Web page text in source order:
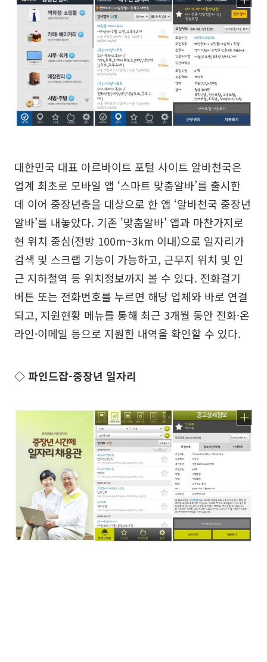
대한민국 대표 아르바이트 포털 사이트 알바천국은
업계 최초로 모바일 앱 ‘스마트 맞춤알바’를 출시한
데 이어 중장년층을 대상으로 한 앱 ‘알바천국 중장년
알바’를 내놓았다. 기존 '맞춤알바' 앱과 마찬가지로
현 위치 중심(전방 100m~3km 이내)으로 일자리가
검색 및 스크랩 기능이 가능하고, 근무지 위치 및 인
근 지하철역 등 위치정보까지 볼 수 있다. 전화걸기
버튼 또는 전화번호를 누르면 해당 업체와 바로 연결
되고, 지원현황 메뉴를 통해 최근 3개월 동안 전화·온
라인·이메일 등으로 지원한 내역을 확인할 수 있다.
◇ 파인드잡-중장년 일자리